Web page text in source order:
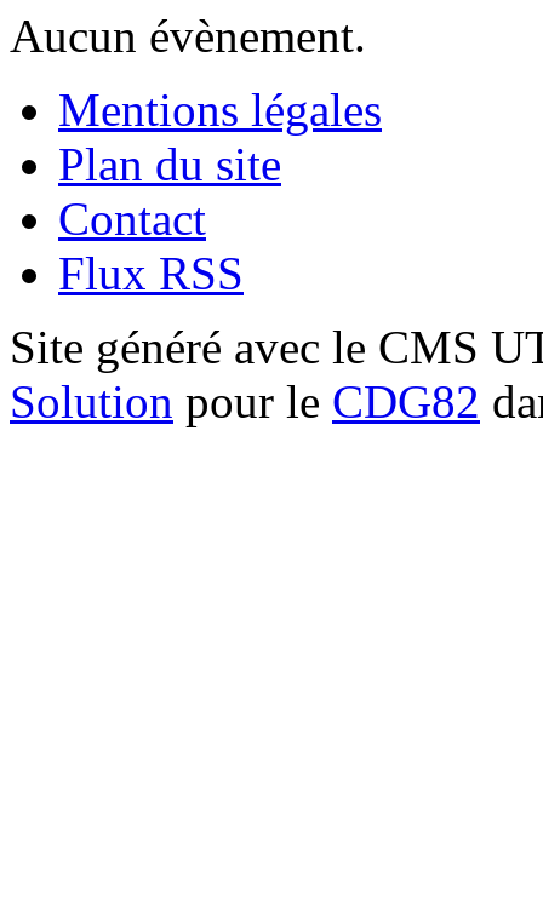
Aucun évènement.
Mentions légales
Plan du site
Contact
Flux RSS
Site généré avec le CMS
Solution pour le CDG82